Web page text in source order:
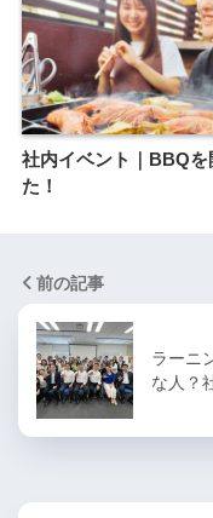
社内イベント｜BBQを
た！
前の記事
ラーニ
な人？